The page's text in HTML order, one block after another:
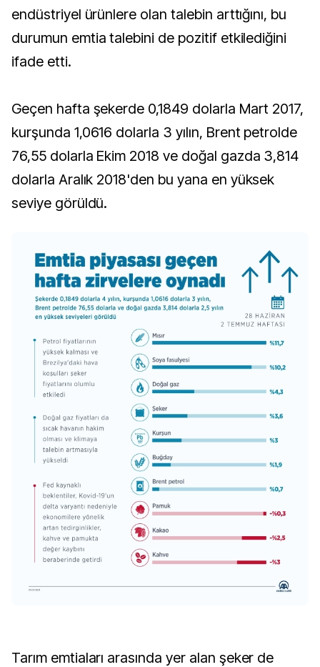
endüstriyel ürünlere olan talebin arttığını, bu
durumun emtia talebini de pozitif etkilediğini
ifade etti.
Geçen hafta şekerde 0,1849 dolarla Mart 2017,
kurşunda 1,0616 dolarla 3 yılın, Brent petrolde
76,55 dolarla Ekim 2018 ve doğal gazda 3,814
dolarla Aralık 2018'den bu yana en yüksek
seviye görüldü.
Tarım emtiaları arasında yer alan şeker de